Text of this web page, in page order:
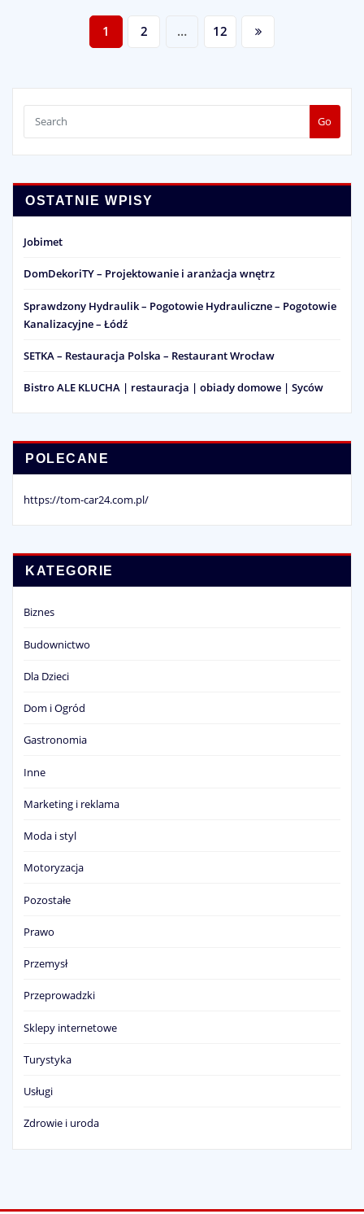
Nawigacja
wpisach
1 2 … 12
Go
OSTATNIE WPISY
Jobimet
DomDekoriTY – Projektowanie i aranżacja wnętrz
Sprawdzony Hydraulik – Pogotowie Hydrauliczne – Pogotowie
Kanalizacyjne – Łódź
SETKA – Restauracja Polska – Restaurant Wrocław
Bistro ALE KLUCHA | restauracja | obiady domowe | Syców
POLECANE
https://tom-car24.com.pl/
KATEGORIE
Biznes
Budownictwo
Dla Dzieci
Dom i Ogród
Gastronomia
Inne
Marketing i reklama
Moda i styl
Motoryzacja
Pozostałe
Prawo
Przemysł
Przeprowadzki
Sklepy internetowe
Turystyka
Usługi
Zdrowie i uroda